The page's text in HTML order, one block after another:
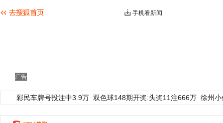
手机看新闻
广告
彩民车牌号投注中3.9万 双色球148期开奖:头奖11注666万 徐州